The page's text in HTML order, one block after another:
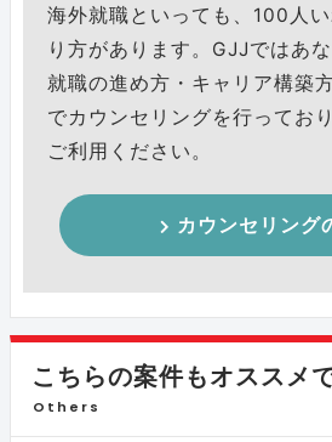
海外就職といっても、100人
り方があります。GJJではあ
就職の進め方・キャリア構築
でカウンセリングを行ってお
ご利用ください。
カウンセリング
こちらの案件もオススメ
Others